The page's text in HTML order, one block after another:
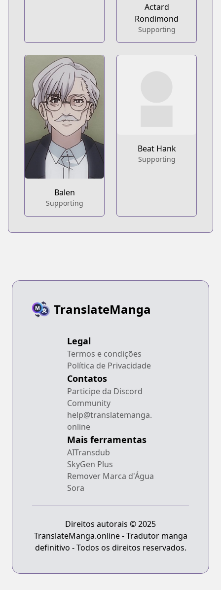
Actard
Rondimond
Supporting
Balen
Supporting
Beat Hank
Supporting
TranslateManga
Legal
Termos e condições
Política de Privacidade
Contatos
Participe da Discord
Community
help@translatemanga.
online
Mais ferramentas
AITransdub
SkyGen Plus
Remover Marca d'Água
Sora
Direitos autorais © 2025
TranslateManga.online - Tradutor manga
definitivo - Todos os direitos reservados.